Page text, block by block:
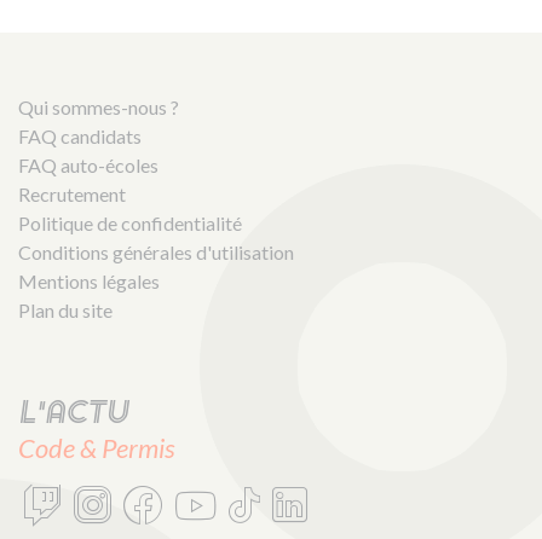
Qui sommes-nous ?
FAQ candidats
FAQ auto-écoles
Recrutement
Politique de confidentialité
Conditions générales d'utilisation
Mentions légales
Plan du site
L'actu
Code & Permis